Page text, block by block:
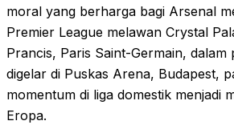
moral yang berharga bagi Arsenal
Premier League melawan Crystal
Prancis, Paris Saint-Germain,
digelar di Puskas Arena, Budapest,
momentum di liga domestik menjadi
Eropa.